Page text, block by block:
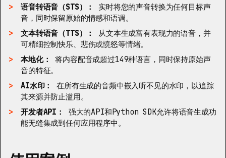
语音转语音（STS）：
实时将您的声音转换为任何目标声
音，同时保留原始的情感和语调。
文本转语音（TTS）：
从文本生成富有表现力的语音，并
可精细控制快乐、悲伤或愤怒等情绪。
本地化：
将内容配音成超过149种语言，同时保持原始声
音的特征。
AI水印：
在所有生成的音频中嵌入听不见的水印，以追踪
其来源并防止滥用。
开发者API：
强大的API和Python SDK允许将语音生成功
能无缝集成到任何应用程序中。